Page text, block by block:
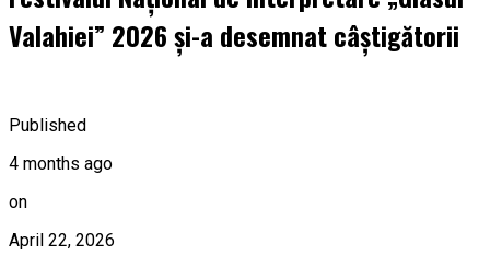
Valahiei” 2026 și-a desemnat câștigătorii
Published
4 months ago
on
April 22, 2026